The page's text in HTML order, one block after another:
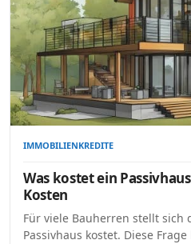
IMMOBILIENKREDITE
Was kostet ein
Kosten
Für viele Bauherren stellt sich
Passivhaus kostet. Diese